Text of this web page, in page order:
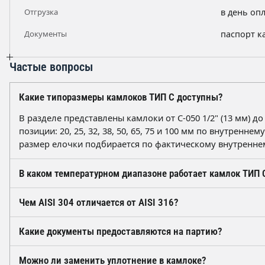
Отгрузка в день
Документы паспорт
Частые вопросы
Какие типоразмеры камлоков ТИП C доступны?
В разделе представлены камлоки от С-050 1/2" (13 мм)
позиции: 20, 25, 32, 38, 50, 65, 75 и 100 мм по
размер елочки подбирается по фактическому
В каком температурном диапазоне работает камлок ТИП
нефтепродуктам. EPDM подходит для горячей воды и
агрессивных сред и повышенных температур. Корпус из
широкий диапазон.
Чем AISI 304 отличается от AISI 316?
большинства технических сред. AISI 316 содержит
кислым растворам, поэтому применяется в химической
линиях.
Какие документы предоставляются на партию?
Можно ли заменить уплотнение в камлоке?